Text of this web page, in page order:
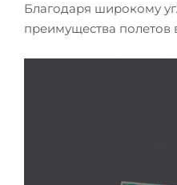
Благодаря широкому
преимущества